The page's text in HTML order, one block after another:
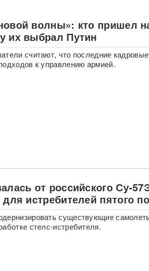
волны»: кто пришел
их выбрал Путин
считают, что последние
к управлению армией.
от российского Су-
истребителей пятого
существующие
стелс-истребителя.